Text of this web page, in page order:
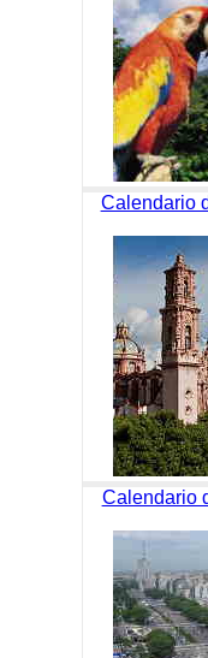
Calendario
Calendario